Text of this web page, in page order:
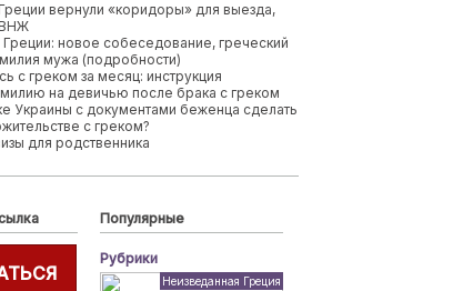
вернули «коридоры» для выезда,
Греции: новое собеседование, греческий
мужа (подробности)
с греком за месяц: инструкция
на девичью после брака с греком
Украины с документами беженца сделать
с греком?
для родственника
Популярные
Рубрики
Неизведанная Греция